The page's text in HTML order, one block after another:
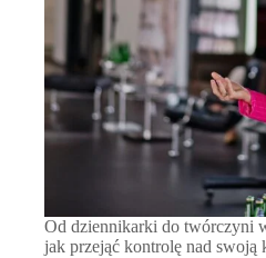
Od dziennikarki do twórczyni
jak przejąć kontrolę nad swoją